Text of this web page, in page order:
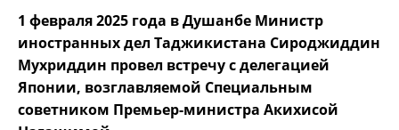
1 февраля 2025 года в Душанбе Министр
иностранных дел Таджикистана Сироджиддин
Мухриддин провел встречу с делегацией
Японии, возглавляемой Специальным
советником Премьер-министра Акихисой